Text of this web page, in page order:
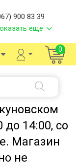
900 83 39
еще
0
до 14:00, со
Магазин
не